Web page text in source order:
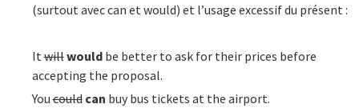
(surtout avec can et would) et l’usage excessif du présent :
Itwillwouldbe better to ask for their prices before
accepting the proposal.
Youcould can buy bus tickets at the airport.